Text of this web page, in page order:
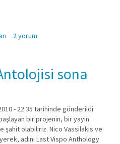
2 yorum
sona
- 22:35 tarihinde gönderildi
bir projenin, bir yayın
şahit olabiliriz. Nico Vassilakis ve
adını Last Vispo Anthology